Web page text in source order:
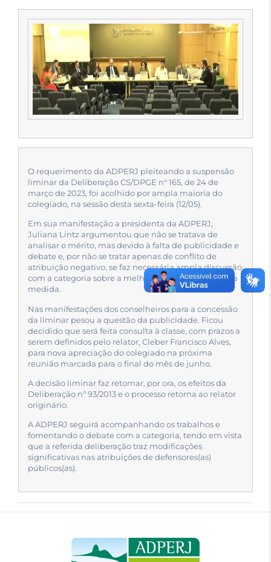
O requerimento da ADPERJ pleiteando a suspensão
liminar da Deliberação CS/DPGE n° 165, de 24 de
março de 2023, foi acolhido por ampla maioria do
colegiado, na sessão desta sexta-feira (12/05).
Em sua manifestação a presidenta da ADPERJ,
Juliana Lintz argumentou que não se tratava de
analisar o mérito, mas devido à falta de publicidade e
debate e, por não se tratar apenas de conflito de
atribuição negativo, se faz necessária ampla discussão
com a categoria sobre a melhor forma de aprimorar a
medida.
Nas manifestações dos conselheiros para a concessão
da liminar pesou a questão da publicidade. Ficou
decidido que será feita consulta à classe, com prazos a
serem definidos pelo relator, Cleber Francisco Alves,
para nova apreciação do colegiado na próxima
reunião marcada para o final do mês de junho.
A decisão liminar faz retornar, por ora, os efeitos da
Deliberação nº 93/2013 e o processo retorna ao relator
originário.
A ADPERJ seguirá acompanhando os trabalhos e
fomentando o debate com a categoria, tendo em vista
que a referida deliberação traz modificações
significativas nas atribuições de defensores(as)
públicos(as).